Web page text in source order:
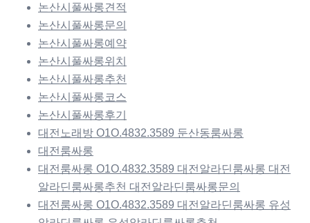
논산시풀싸롱견적
논산시풀싸롱문의
논산시풀싸롱예약
논산시풀싸롱위치
논산시풀싸롱추천
논산시풀싸롱코스
논산시풀싸롱후기
대전노래방 O1O.4832.3589 둔산동룸싸롱
대전룸싸롱
대전룸싸롱 O1O.4832.3589 대전알라딘룸싸롱 대전
알라딘룸싸롱추천 대전알라딘룸싸롱문의
대전룸싸롱 O1O.4832.3589 대전알라딘룸싸롱 유성